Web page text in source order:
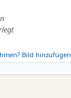
Bild hinzufügen